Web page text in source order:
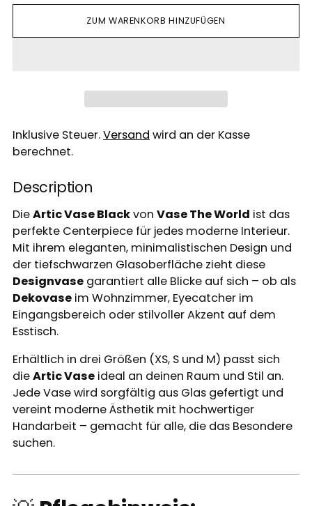
ZUM WARENKORB HINZUFÜGEN
Inklusive Steuer.Versand wird an der Kasse
berechnet.
Description
DieArtic Vase Blackvon Vase The World ist das
perfekte Centerpiece für jedes moderne Interieur.
Mit ihrem eleganten, minimalistischen Design und
der tiefschwarzen Glasoberfläche zieht diese
Designvase garantiert alle Blicke auf sich – ob als
Dekovase im Wohnzimmer, Eyecatcher im
Eingangsbereich oder stilvoller Akzent auf dem
Esstisch.
Erhältlich in drei Größen (XS, S und M) passt sich
dieArtic Vase ideal an deinen Raum und Stil an.
Jede Vase wird sorgfältig aus Glas gefertigt und
vereint moderne Ästhetik mit hochwertiger
Handarbeit – gemacht für alle, die das Besondere
suchen.